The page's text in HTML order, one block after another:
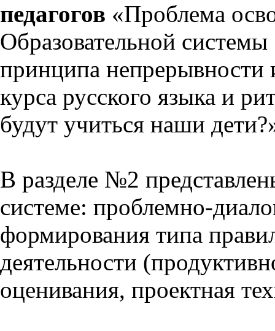
педагогов «Проблема
Образовательной
принципа непрерывности
курса русского языка и
будут учиться наши
В разделе №2
системе: проблемно-
формирования типа
деятельности
оценивания, проектная